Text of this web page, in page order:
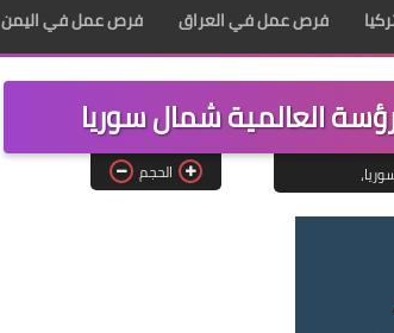
فرص عمل في العراق فرص عمل في اليمن
العالمية شمال سوريا
الحجم